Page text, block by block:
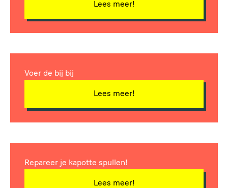
Lees meer!
Voer de bij bij
Lees meer!
Repareer je kapotte spullen!
Lees meer!